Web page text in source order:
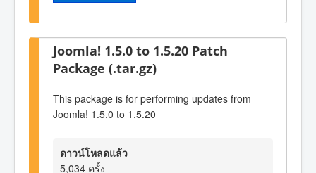
Joomla! 1.5.0 to 1.5.20 Patch
Package (.tar.gz)
This package is for performing updates from
Joomla! 1.5.0 to 1.5.20
ดาวน์โหลดแล้ว
5,034 ครั้ง